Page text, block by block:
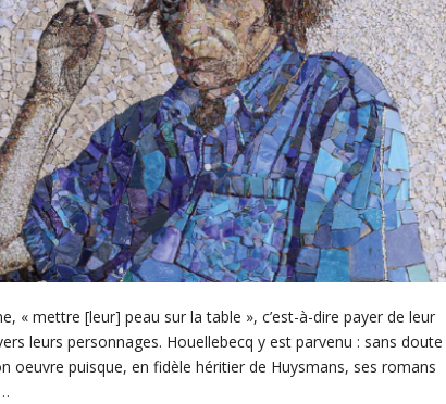
« mettre [leur] peau sur la table », c’est-à-dire payer de leur
leurs personnages. Houellebecq y est parvenu : sans doute
oeuvre puisque, en fidèle héritier de Huysmans, ses romans